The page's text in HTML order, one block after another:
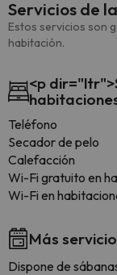
Servicios de
Estos servicios son
habitación.
<p
Teléfono
Secador de pelo
Calefacción
Wi-Fi gratuito en
Wi-Fi en
Más
Dispone de